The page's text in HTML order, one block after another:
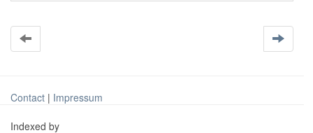
Contact | Impressum
Indexed by